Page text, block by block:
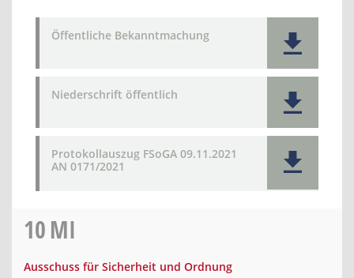
Öffentliche Bekanntmachung
Niederschrift öffentlich
Protokollauszug FSoGA 09.11.2021
AN 0171/2021
10MI
Ausschuss für Sicherheit und Ordnung